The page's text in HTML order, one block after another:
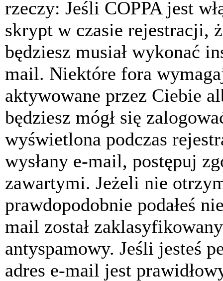
rzeczy: Jeśli COPPA jest
skrypt w czasie rejestracji,
będziesz musiał wykonać
mail. Niektóre fora
aktywowane przez Ciebie
będziesz mógł się
wyświetlona podczas
wysłany e-mail, postępuj
zawartymi. Jeżeli nie
prawdopodobnie podałeś
mail został
antyspamowy. Jeśli jesteś
adres e-mail jest